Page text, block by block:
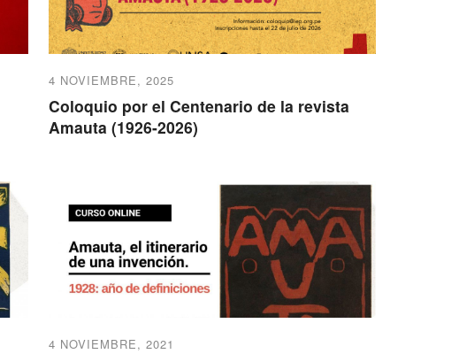
4 NOVIEMBRE, 2025
Coloquio por el Centenario de la revista
Amauta (1926-2026)
4 NOVIEMBRE, 2021